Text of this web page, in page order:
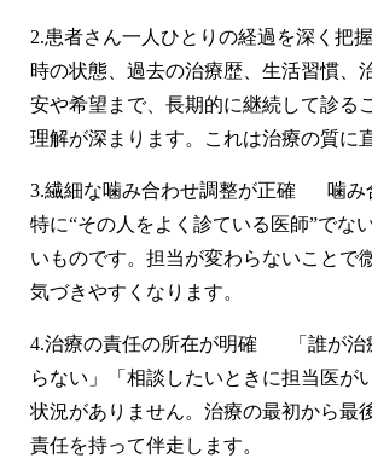
2.患者さん一人ひとりの経過を深く把
時の状態、過去の治療歴、生活習慣、
安や希望まで、長期的に継続して診る
理解が深まります。これは治療の質に
3.繊細な噛み合わせ調整が正確 噛み
特に“その人をよく診ている医師”でな
いものです。担当が変わらないことで
気づきやすくなります。
4.治療の責任の所在が明確 「誰が治
らない」「相談したいときに担当医が
状況がありません。治療の最初から最
責任を持って伴走します。